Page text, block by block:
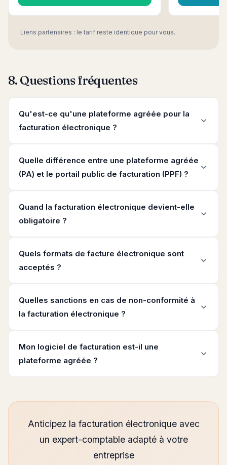
Liens partenaires : le tarif reste identique pour vous.
8. Questions fréquentes
Qu'est-ce qu'une plateforme agréée pour la
facturation électronique ?
Quelle différence entre une plateforme agréée
(PA) et le portail public de facturation (PPF) ?
Quand la facturation électronique devient-elle
obligatoire ?
Quels formats de facture électronique sont
acceptés ?
Quelles sanctions en cas de non-conformité à
la facturation électronique ?
Mon logiciel de facturation est-il une
plateforme agréée ?
Anticipez la facturation électronique avec
un expert-comptable adapté à votre
entreprise